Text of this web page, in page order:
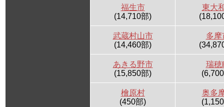
福生市
(14,710部)
東大
武蔵村山市
(14,460部)
多摩
あきる野市
(15,850部)
瑞穂
檜原村
(450部)
奥多